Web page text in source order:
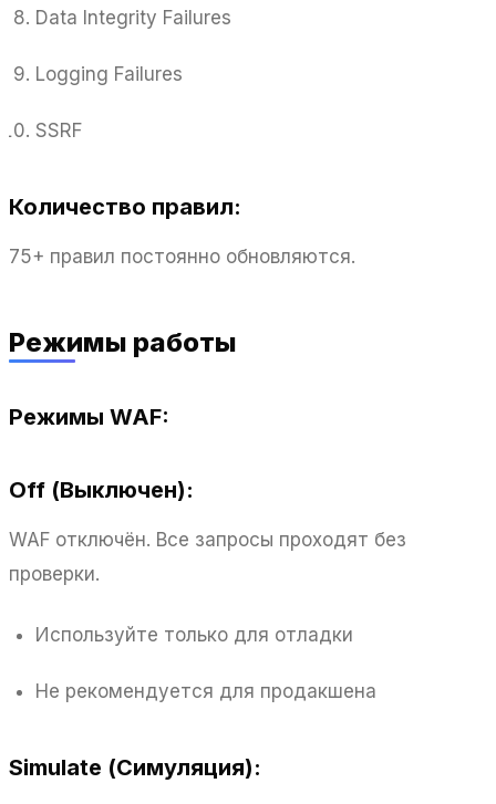
Data Integrity Failures
Logging Failures
SSRF
Количество правил:
75+ правил постоянно обновляются.
Режимы работы
Режимы WAF:
Off (Выключен):
WAF отключён. Все запросы проходят без
проверки.
Используйте только для отладки
Не рекомендуется для продакшена
Simulate (Симуляция):